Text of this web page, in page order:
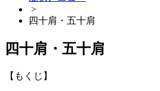
>
四十肩・五十肩
四十肩・五十肩
【もくじ】